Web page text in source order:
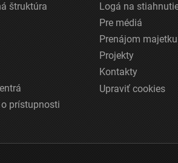
štruktúra
prístupnosti
Logá na
Pre médiá
Prenájom majetku
Projekty
Kontakty
Upraviť cookies